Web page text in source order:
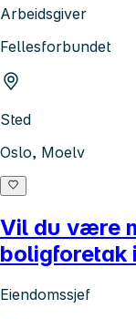
Arbeidsgiver
Fellesforbundet
Sted
Oslo, Moelv
Vil du være
boligforetak
Eiendomssjef